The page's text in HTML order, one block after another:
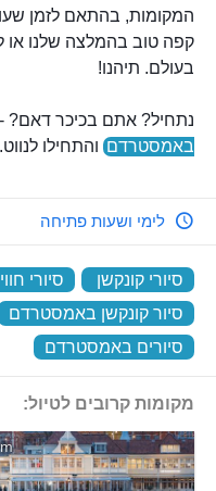
המקומות, בהתאם לזמן
קפה טוב בהמלצה שלנו או
בעולם. תיהנו!
נתחיל? אתם בכיכר דאם? -
באמסטרדם והתחילו לנווט.
לימי ושעות פתיחה
סיורי קונקשן סיורי
סיור קונקשן באמסטרדם
סיורים באמסטרדם
מקומות קרובים לטיול: